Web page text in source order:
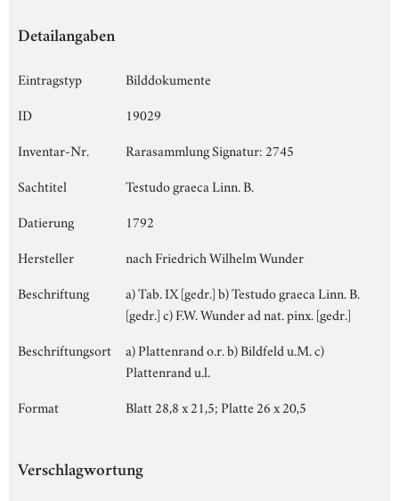
Detailangaben
Eintragstyp
Bilddokumente
ID
19029
Inventar-Nr.
Rarasammlung Signatur: 2745
Sachtitel
Testudo graeca Linn. B.
Datierung
1792
Hersteller
nach Friedrich Wilhelm Wunder
Beschriftung
a) Tab. IX [gedr.] b) Testudo graeca Linn. B.
[gedr.] c) F.W. Wunder ad nat. pinx. [gedr.]
Beschriftungsort
a) Plattenrand o.r. b) Bildfeld u.M. c)
Plattenrand u.l.
Format
Blatt 28,8 x 21,5; Platte 26 x 20,5
Verschlagwortung